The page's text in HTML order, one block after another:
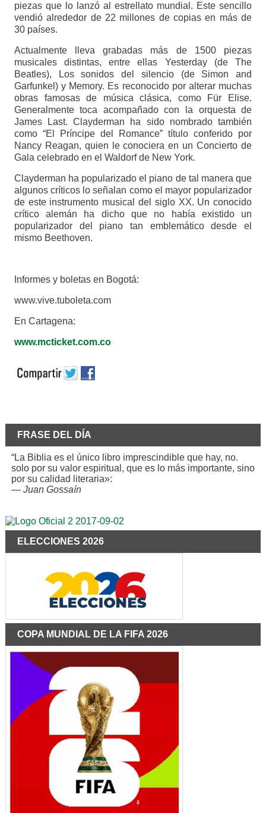
piezas que lo lanzó al estrellato mundial. Este sencillo
vendió alrededor de 22 millones de copias en más de
30 países.
Actualmente lleva grabadas más de 1500 piezas
musicales distintas, entre ellas Yesterday (de The
Beatles), Los sonidos del silencio (de Simon and
Garfunkel) y Memory. Es reconocido por alterar muchas
obras famosas de música clásica, como Für Elise.
Generalmente toca acompañado con la orquesta de
James Last. Clayderman ha sido nombrado también
como “El Príncipe del Romance” título conferido por
Nancy Reagan, quien le conociera en un Concierto de
Gala celebrado en el Waldorf de New York.
Clayderman ha popularizado el piano de tal manera que
algunos críticos lo señalan como el mayor popularizador
de este instrumento musical del siglo XX. Un conocido
crítico alemán ha dicho que no había existido un
popularizador del piano tan emblemático desde el
mismo Beethoven.
Informes y boletas en Bogotá:
www.vive.tuboleta.com
En Cartagena:
www.mcticket.com.co
FRASE DEL DÍA
“La Biblia es el único libro imprescindible que hay, no.
solo por su valor espiritual, que es lo más importante, sino
por su calidad literaria»:
— Juan Gossaín
ELECCIONES 2026
COPA MUNDIAL DE LA FIFA 2026